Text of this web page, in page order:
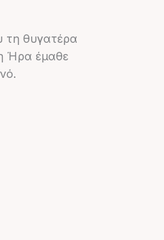
τη θυγατέρα
Ήρα έμαθε